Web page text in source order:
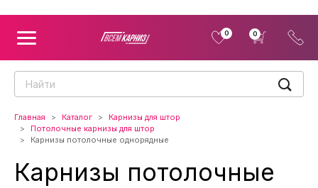
0 0
Главная Каталог
Карнизы для штор
Потолочные карнизы для штор
Карнизы потолочные однорядные
Карнизы потолочные